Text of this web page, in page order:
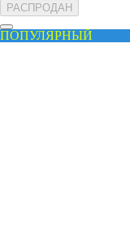
РАСПРОДАН
ПОПУЛЯРНЫЙ